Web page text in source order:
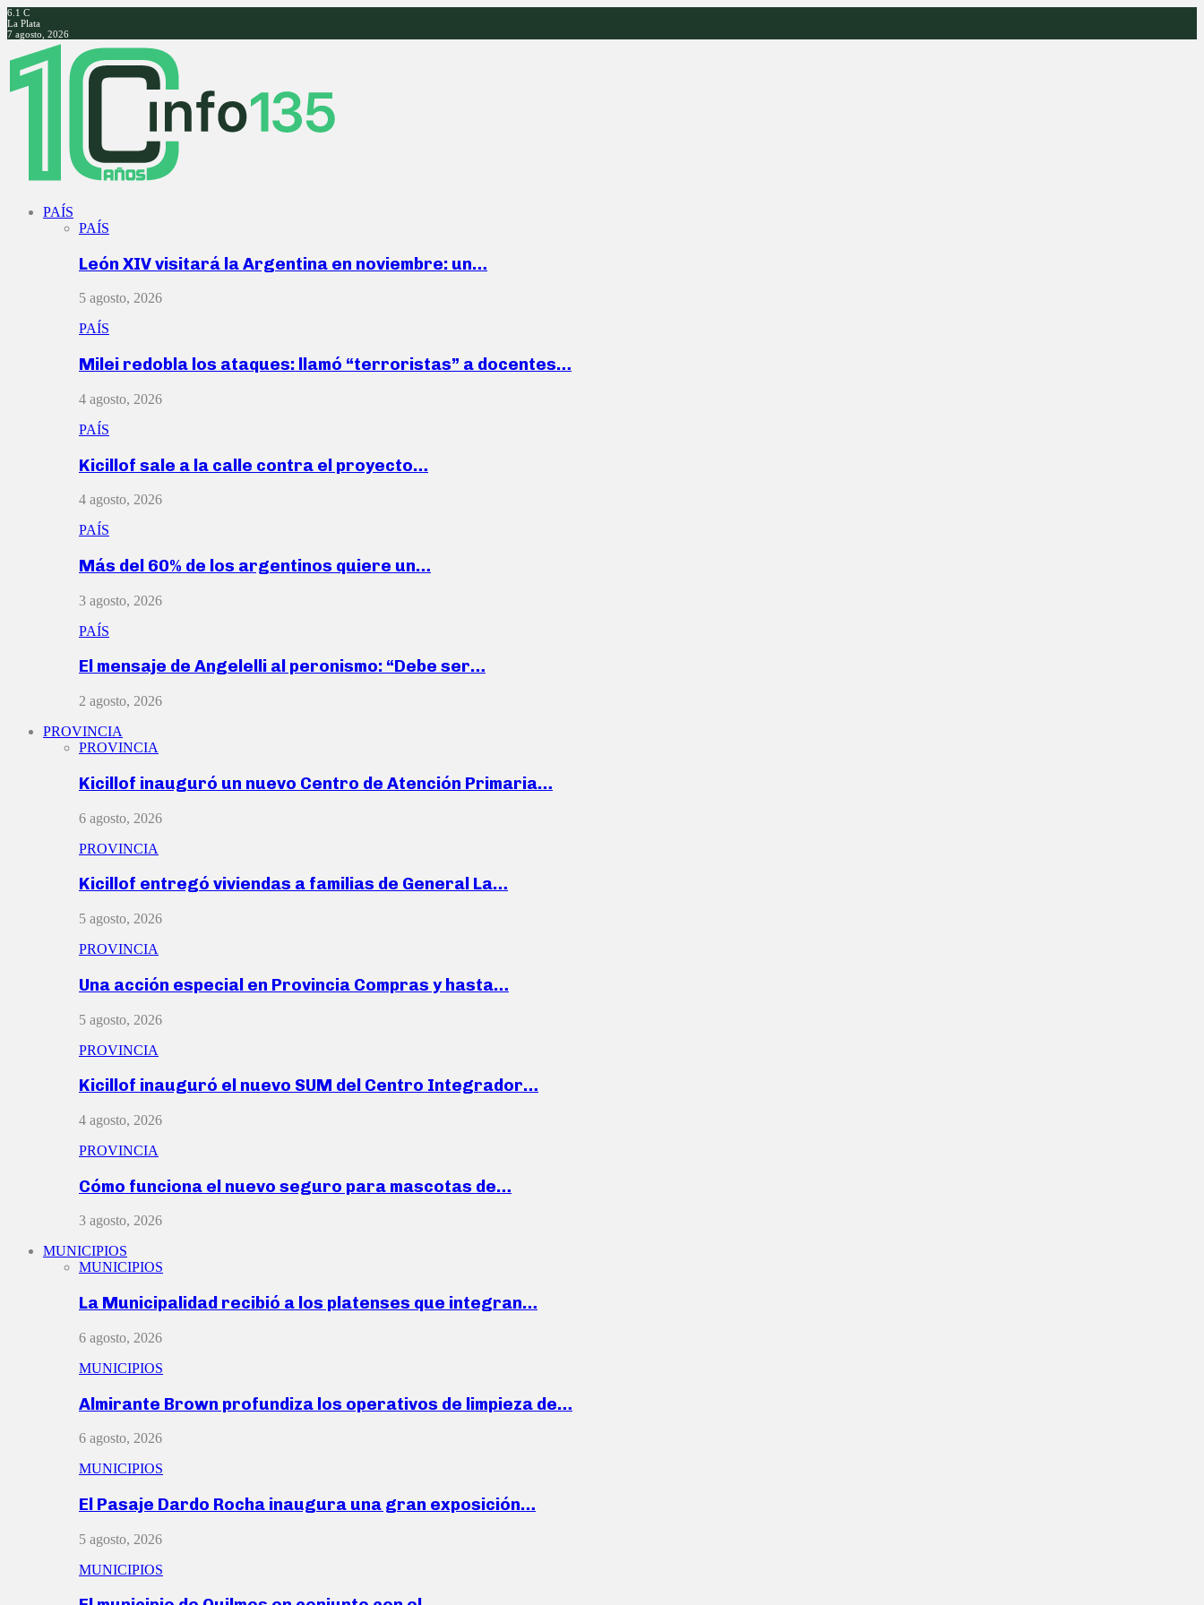
6.1 C
La Plata
7 agosto, 2026
Facebook
Twitter
Instagram
Youtube
PAÍS
PAÍS
León XIV visitará la Argentina en noviembre: un…
5 agosto, 2026
PAÍS
Milei redobla los ataques: llamó “terroristas” a docentes…
4 agosto, 2026
PAÍS
Kicillof sale a la calle contra el proyecto…
4 agosto, 2026
PAÍS
Más del 60% de los argentinos quiere un…
3 agosto, 2026
PAÍS
El mensaje de Angelelli al peronismo: “Debe ser…
2 agosto, 2026
PROVINCIA
PROVINCIA
Kicillof inauguró un nuevo Centro de Atención Primaria…
6 agosto, 2026
PROVINCIA
Kicillof entregó viviendas a familias de General La…
5 agosto, 2026
PROVINCIA
Una acción especial en Provincia Compras y hasta…
5 agosto, 2026
PROVINCIA
Kicillof inauguró el nuevo SUM del Centro Integrador…
4 agosto, 2026
PROVINCIA
Cómo funciona el nuevo seguro para mascotas de…
3 agosto, 2026
MUNICIPIOS
MUNICIPIOS
La Municipalidad recibió a los platenses que integran…
6 agosto, 2026
MUNICIPIOS
Almirante Brown profundiza los operativos de limpieza de…
6 agosto, 2026
MUNICIPIOS
El Pasaje Dardo Rocha inaugura una gran exposición…
5 agosto, 2026
MUNICIPIOS